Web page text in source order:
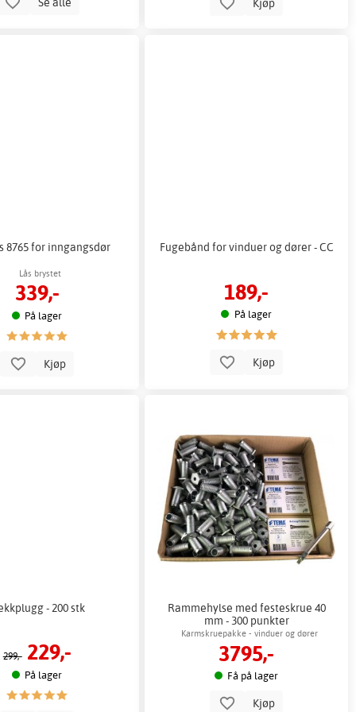
Kjøp
8765 for inngangsdør
Lås brystet
339,-
På lager
Kjøp
Fugebånd for vinduer og dører - CC
189,-
På lager
Kjøp
- 200 stk
299,- 229,-
På lager
Rammehylse med festeskrue 40
mm - 300 punkter
Karmskruepakke - vinduer og dører
3795,-
Få på lager
Kjøp